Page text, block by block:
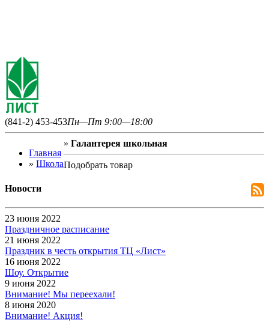
(841-2) 453-453Пн—Пт 9:00—18:00
Главная
» Школа
» Галантерея школьная
Подобрать товар
Новости
23 июня 2022
Праздничное расписание
21 июня 2022
Праздник в честь открытия ТЦ «Лист»
16 июня 2022
Шоу. Открытие
9 июня 2022
Внимание! Мы переехали!
8 июня 2020
Внимание! Акция!